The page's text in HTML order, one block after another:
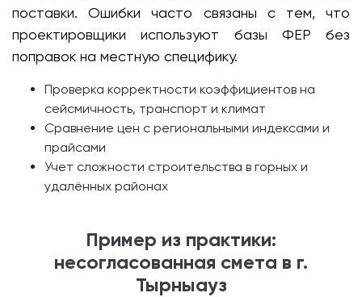
поставки. Ошибки часто связаны с тем, что
проектировщики используют базы ФЕР без
поправок на местную специфику.
Проверка корректности коэффициентов на
сейсмичность, транспорт и климат
Сравнение цен с региональными индексами и
прайсами
Учет сложности строительства в горных и
удалённых районах
Пример из практики:
несогласованная смета в г.
Тырныауз